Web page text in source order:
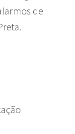
de